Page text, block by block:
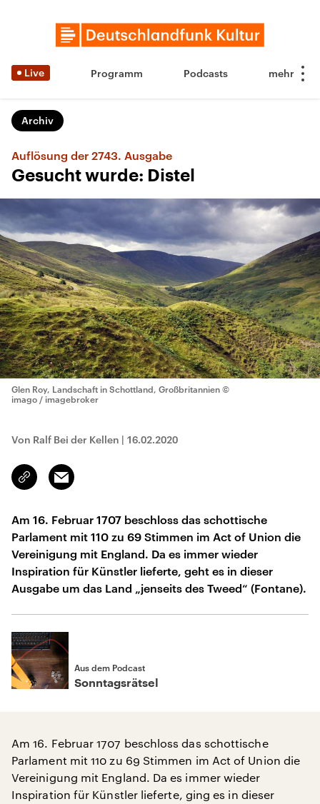
Live Programm Podcasts
Archiv
Auflösung der 2743. Ausgabe
Gesucht wurde: Distel
Glen Roy, Landschaft in Schottland, Großbritannien ©
imago / imagebroker
Von Ralf Bei der Kellen | 16.02.2020
Link
kopieren/teilen
Email
Am 16. Februar 1707 beschloss das schottische
Parlament mit 110 zu 69 Stimmen im Act of Union die
Vereinigung mit England. Da es immer wieder
Inspiration für Künstler lieferte, geht es in dieser
Ausgabe um das Land „jenseits des Tweed“ (Fontane).
Aus dem Podcast
Sonntagsrätsel
Am 16. Februar 1707 beschloss das schottische
Parlament mit 110 zu 69 Stimmen im Act of Union die
Vereinigung mit England. Da es immer wieder
Inspiration für Künstler lieferte, ging es in dieser